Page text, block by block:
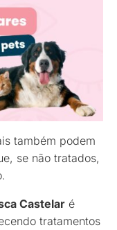
também podem
se não tratados,
Castelar é
tratamentos